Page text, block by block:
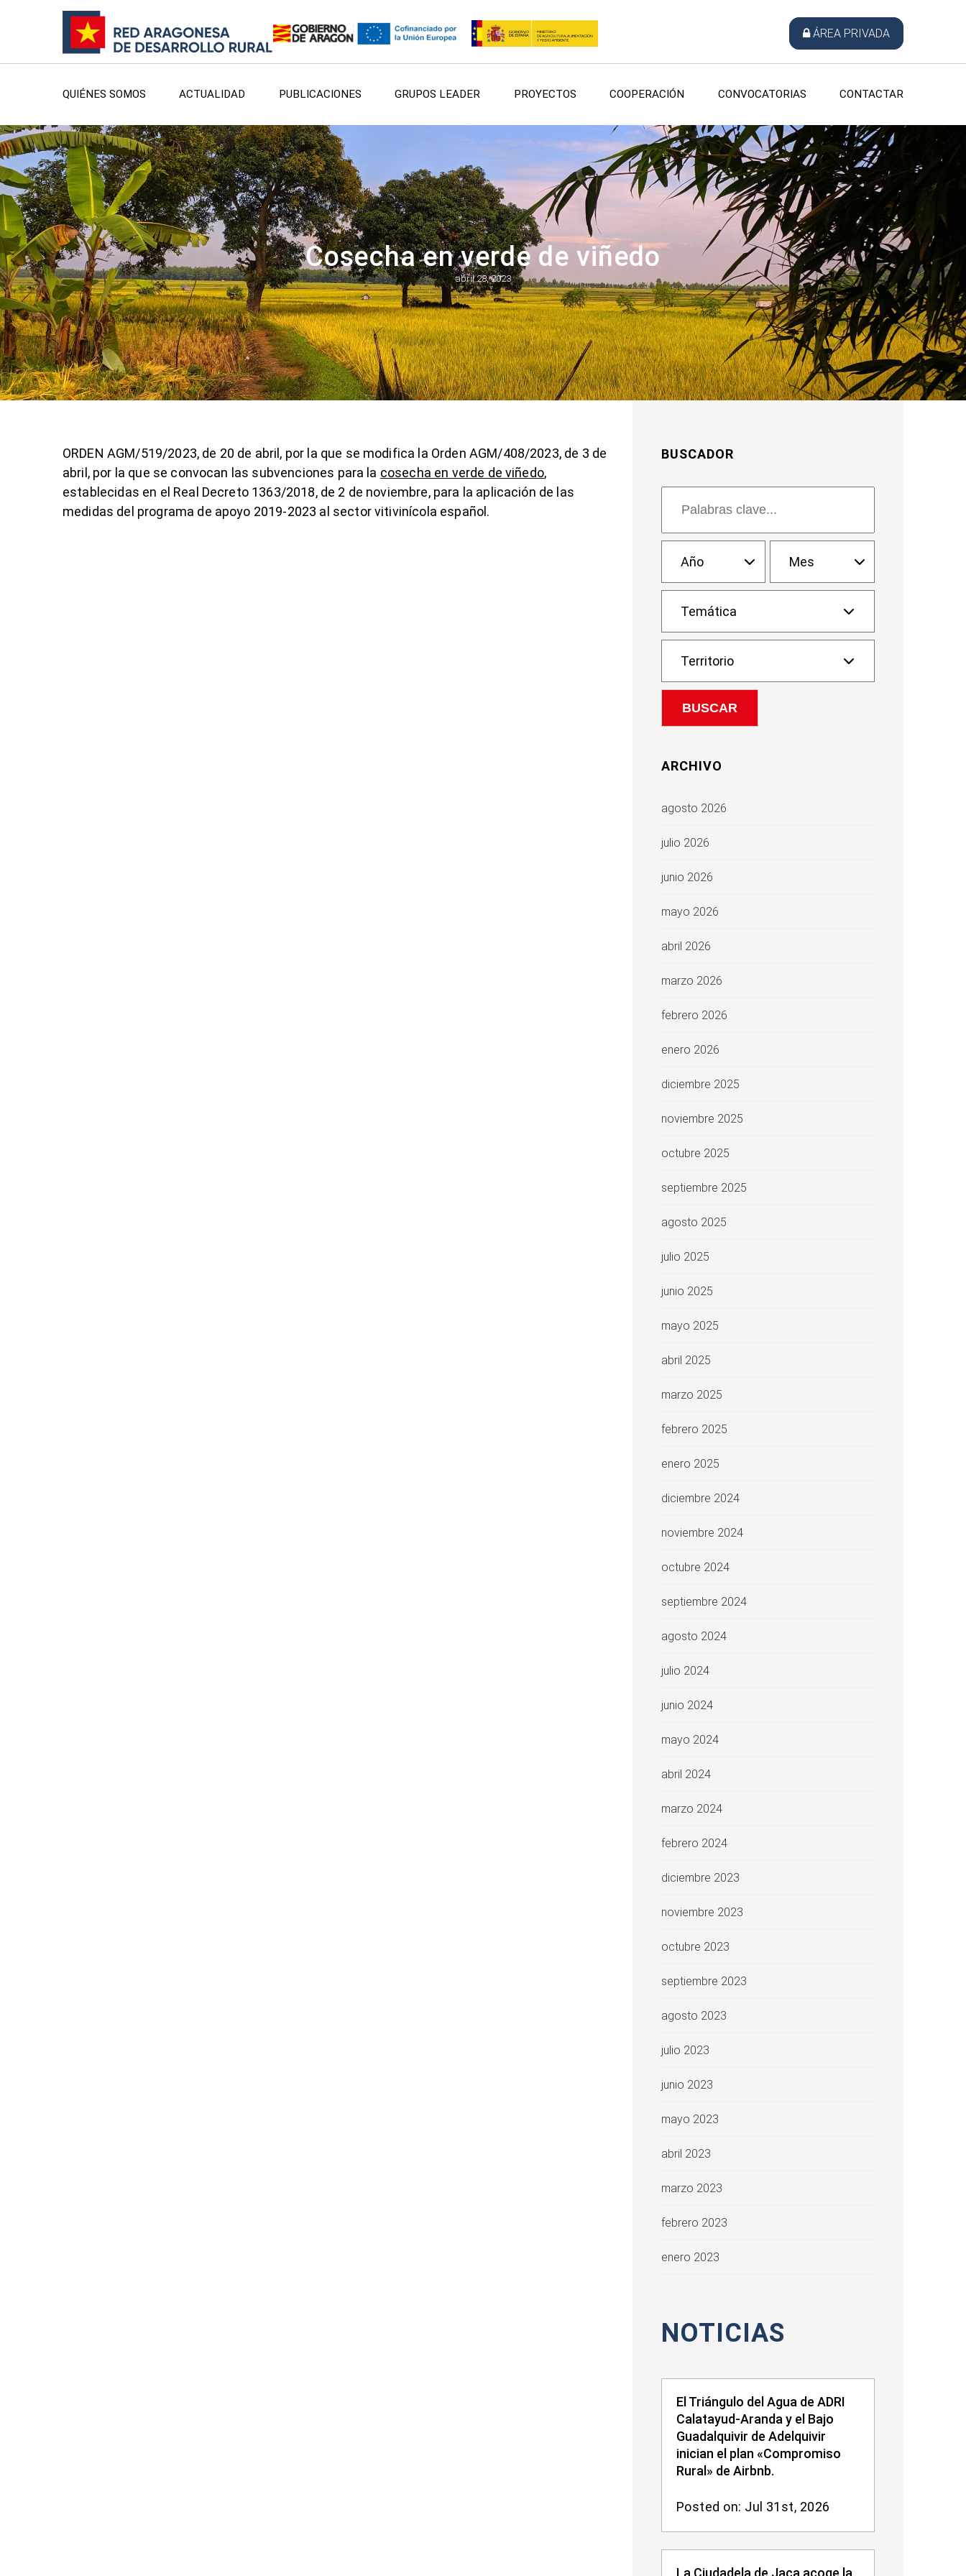
ÁREA PRIVADA
QUIÉNES SOMOS ACTUALIDAD PUBLICACIONES GRUPOS LEADER PROYECTOS COOPERACIÓN CONVOCATORIAS CONTACTAR
Cosecha en verde de viñedo
abril 28, 2023
ORDEN AGM/519/2023, de 20 de abril, por la que se modifica la Orden AGM/408/2023, de 3 de
abril, por la que se convocan las subvenciones para la cosecha en verde de viñedo,
establecidas en el Real Decreto 1363/2018, de 2 de noviembre, para la aplicación de las
medidas del programa de apoyo 2019-2023 al sector vitivinícola español.
BUSCADOR
ARCHIVO
agosto 2026
julio 2026
junio 2026
mayo 2026
abril 2026
marzo 2026
febrero 2026
enero 2026
diciembre 2025
noviembre 2025
octubre 2025
septiembre 2025
agosto 2025
julio 2025
junio 2025
mayo 2025
abril 2025
marzo 2025
febrero 2025
enero 2025
diciembre 2024
noviembre 2024
octubre 2024
septiembre 2024
agosto 2024
julio 2024
junio 2024
mayo 2024
abril 2024
marzo 2024
febrero 2024
diciembre 2023
noviembre 2023
octubre 2023
septiembre 2023
agosto 2023
julio 2023
junio 2023
mayo 2023
abril 2023
marzo 2023
febrero 2023
enero 2023
NOTICIAS
El Triángulo del Agua de ADRI
Calatayud-Aranda y el Bajo
Guadalquivir de Adelquivir
inician el plan «Compromiso
Rural» de Airbnb.
Posted on: Jul 31st, 2026